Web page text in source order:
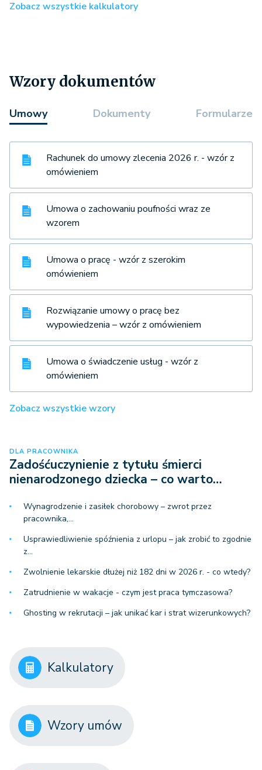
Zobacz wszystkie kalkulatory
Wzory dokumentów
Umowy Dokumenty Formularze
Rachunek do umowy zlecenia 2026 r. - wzór z
omówieniem
Umowa o zachowaniu poufności wraz ze
wzorem
Umowa o pracę - wzór z szerokim
omówieniem
Rozwiązanie umowy o pracę bez
wypowiedzenia – wzór z omówieniem
Umowa o świadczenie usług - wzór z
omówieniem
Zobacz wszystkie wzory
DLA PRACOWNIKA
Zadośćuczynienie z tytułu śmierci
nienarodzonego dziecka – co warto…
Wynagrodzenie i zasiłek chorobowy – zwrot przez
pracownika,…
Usprawiedliwienie spóźnienia z urlopu – jak zrobić to zgodnie
z…
Zwolnienie lekarskie dłużej niż 182 dni w 2026 r. - co wtedy?
Zatrudnienie w wakacje - czym jest praca tymczasowa?
Ghosting w rekrutacji – jak unikać kar i strat wizerunkowych?
Kalkulatory
Wzory umów